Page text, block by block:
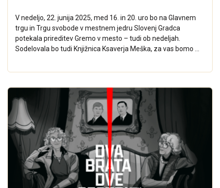
V nedeljo, 22. junija 2025, med 16. in 20. uro bo na Glavnem
trgu in Trgu svobode v mestnem jedru Slovenj Gradca
potekala prireditev Gremo v mesto – tudi ob nedeljah.
Sodelovala bo tudi Knjižnica Ksaverja Meška, za vas bomo ...